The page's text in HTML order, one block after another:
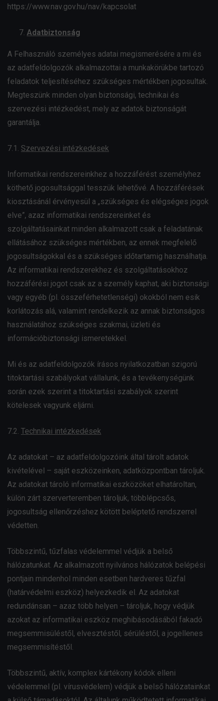
https://www.nav.gov.hu/nav/kapcsolat
Adatbiztonság
A Felhasználó személyes adatai megismerésére a mi és
az adatfeldolgozók alkalmazottai a munkakörükbe tartozó
feladatok teljesítéséhez szükséges mértékben jogosultak.
Megteszünk minden olyan biztonsági, technikai és
szervezési intézkedést, mely az adatok biztonságát
garantálja.
7.1. Szervezési intézkedések
Informatikai rendszereinkhez a hozzáférést személyhez
köthető jogosultsággal tesszük lehetővé. A hozzáférések
kiosztásánál érvényesül a „szükséges és elégséges jogok
elve”, azaz informatikai rendszereinket és
szolgáltatásainkat minden alkalmazott csak a feladatának
ellátásához szükséges mértékben, az ennek megfelelő
jogosultságokkal és a szükséges időtartamig használhatja.
Az informatikai rendszerekhez és szolgáltatásokhoz
hozzáférési jogot csak az a személy kaphat, aki biztonsági
vagy egyéb (pl. összeférhetetlenségi) okokból nem esik
korlátozás alá, valamint rendelkezik az annak biztonságos
használatához szükséges szakmai, üzleti és
információbiztonsági ismeretekkel.
Mi és az adatfeldolgozók írásos nyilatkozatban szigorú
titoktartási szabályokat vállalunk, és a tevékenységünk
során ezek szerint a titoktartási szabályok szerint
kötelesek vagyunk eljárni.
7.2. Technikai intézkedések
Az adatokat – az adatfeldolgozóink által tárolt adatok
kivételével – saját eszközeinken, adatközpontban tároljuk.
Az adatokat tároló informatikai eszközöket elhatároltan,
külön zárt szerverteremben tároljuk, többlépcsős,
jogosultság ellenőrzéshez kötött beléptető rendszerrel
védetten.
Többszintű, tűzfalas védelemmel védjük a belső
hálózatunkat. Az alkalmazott nyilvános hálózatok belépési
pontjain mindenhol minden esetben hardveres tűzfal
(határvédelmi eszköz) helyezkedik el. Az adatokat
redundánsan – azaz több helyen – tároljuk, hogy védjük
azokat az informatikai eszköz meghibásodásából fakadó
megsemmisüléstől, elvesztéstől, sérüléstől, a jogellenes
megsemmisítéstől.
Többszintű, aktív, komplex kártékony kódok elleni
védelemmel (pl. vírusvédelem) védjük a belső hálózatainkat